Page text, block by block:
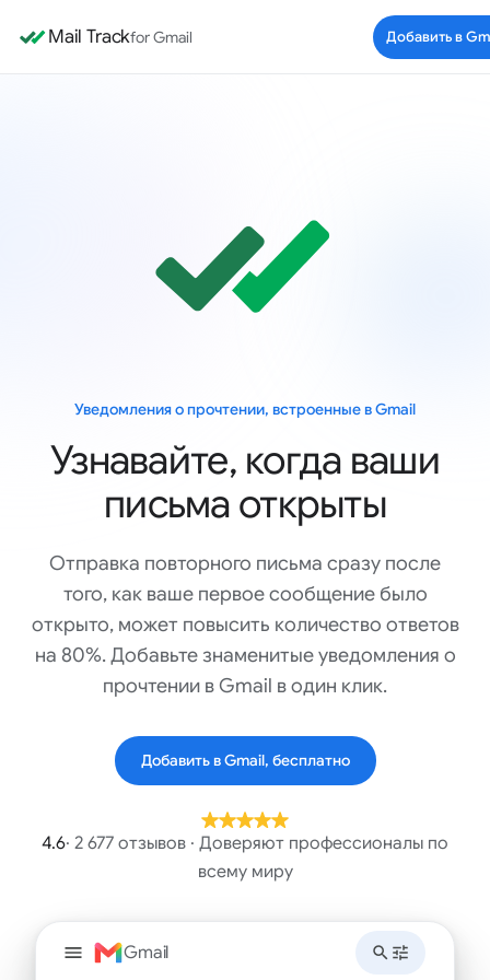
Mail Trackfor Gmail Добавить в
Уведомления о прочтении, встроенные в Gmail
Узнавайте, когда ваши
письма открыты
Отправка повторного письма сразу после
того, как ваше первое сообщение было
открыто, может повысить количество ответов
на 80%. Добавьте знаменитые уведомления о
прочтении в Gmail в один клик.
Добавить в Gmail, бесплатно
4.6· 2 677 отзывов · Доверяют профессионалы по
всему миру
Gmail